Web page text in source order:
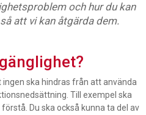
och hur du kan
att vi kan åtgärda dem.
ska hindras från att använda
Till exempel ska
Du ska också kunna ta del av